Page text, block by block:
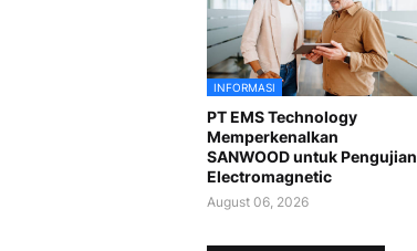
INFORMASI
PT EMS Technology
Memperkenalkan
SANWOOD untuk Pengujian
Electromagnetic
August 06, 2026